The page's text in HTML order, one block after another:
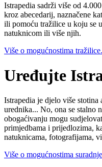
Istrapedia sadrži više od
kroz abecedarij, naznačene
ili pomoću tražilice u koju se
natuknicom ili više njih.
Više o mogućnostima
Uređujte
Istrapedia je djelo više stotina
urednika... No, ona se stalno
obogaćivanju mogu
primjedbama i prijedlozima,
natuknicama, fotografijama,
Više o mogućnostima